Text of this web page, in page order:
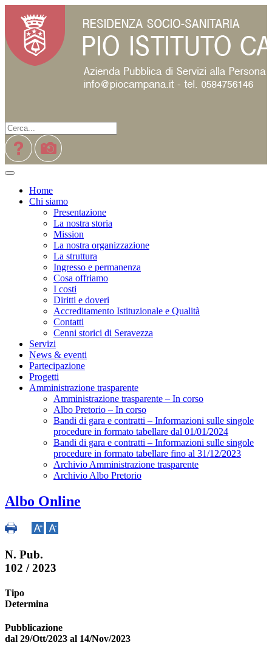
Home
Chi siamo
Presentazione
La nostra storia
Mission
La nostra organizzazione
La struttura
Ingresso e permanenza
Cosa offriamo
I costi
Diritti e doveri
Accreditamento Istituzionale e Qualità
Contatti
Cenni storici di Seravezza
Servizi
News & eventi
Partecipazione
Progetti
Amministrazione trasparente
Amministrazione trasparente – In corso
Albo Pretorio – In corso
Bandi di gara e contratti – Informazioni sulle singole
procedure in formato tabellare dal 01/01/2024
Bandi di gara e contratti – Informazioni sulle singole
procedure in formato tabellare fino al 31/12/2023
Archivio Amministrazione trasparente
Archivio Albo Pretorio
Albo Online
N. Pub.
102 / 2023
Tipo
Determina
Pubblicazione
dal 29/Ott/2023 al 14/Nov/2023